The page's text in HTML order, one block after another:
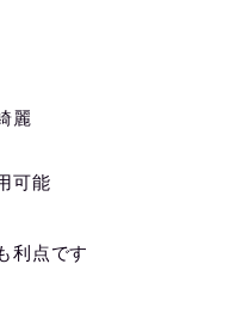
麗
可能
利点です